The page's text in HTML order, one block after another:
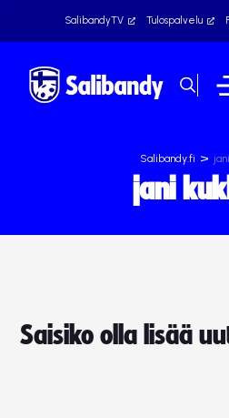
SalibandyTV Tulospalvelu
Salibandy.fi >
jani
Saisiko olla lisää